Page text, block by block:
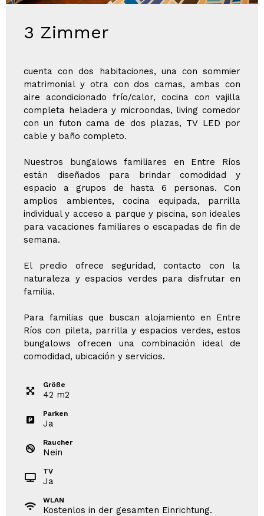
3 Zimmer
cuenta con dos habitaciones, una con sommier
matrimonial y otra con dos camas, ambas con
aire acondicionado frío/calor, cocina con vajilla
completa heladera y microondas, living comedor
con un futon cama de dos plazas, TV LED por
cable y baño completo.
Nuestros bungalows familiares en Entre Ríos
están diseñados para brindar comodidad y
espacio a grupos de hasta 6 personas. Con
amplios ambientes, cocina equipada, parrilla
individual y acceso a parque y piscina, son ideales
para vacaciones familiares o escapadas de fin de
semana.
El predio ofrece seguridad, contacto con la
naturaleza y espacios verdes para disfrutar en
familia.
Para familias que buscan alojamiento en Entre
Ríos con pileta, parrilla y espacios verdes, estos
bungalows ofrecen una combinación ideal de
comodidad, ubicación y servicios.
Größe
42 m2
Parken
Ja
Raucher
Nein
TV
Ja
WLAN
Kostenlos in der gesamten Einrichtung.